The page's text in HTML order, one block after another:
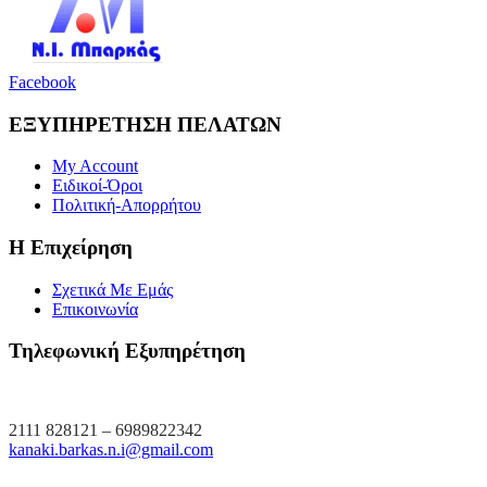
Facebook
ΕΞΥΠΗΡΕΤΗΣΗ ΠΕΛΑΤΩΝ
My Account
Ειδικοί-Όροι
Πολιτική-Απορρήτου
Η Επιχείρηση
Σχετικά Με Εμάς
Επικοινωνία
Τηλεφωνική Εξυπηρέτηση
2111 828121 – 6989822342
kanaki.barkas.n.i@gmail.com